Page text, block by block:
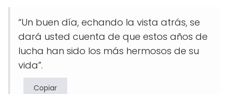
“Un buen día, echando la vista atrás, se
dará usted cuenta de que estos años de
lucha han sido los más hermosos de su
vida”.
Copiar